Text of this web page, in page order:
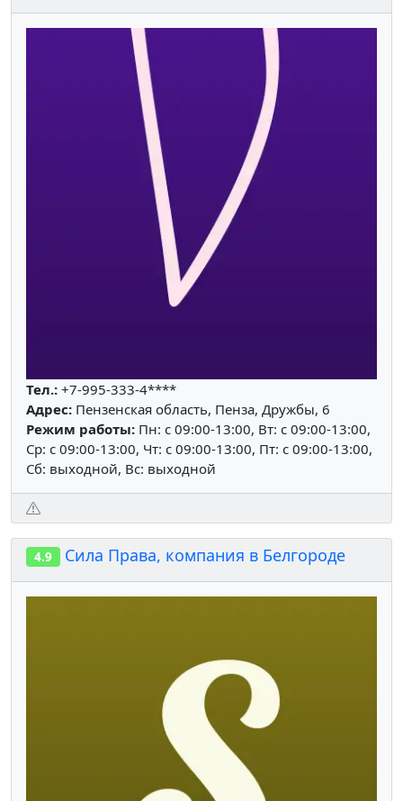
Тел.: +7-995-333-4****
Адрес: Пензенская область, Пенза, Дружбы, 6
Режим работы: Пн: c 09:00-13:00, Вт: c 09:00-13:00,
Ср: c 09:00-13:00, Чт: c 09:00-13:00, Пт: c 09:00-13:00,
Сб: выходной, Вс: выходной
4.9 Сила Права, компания в Белгороде